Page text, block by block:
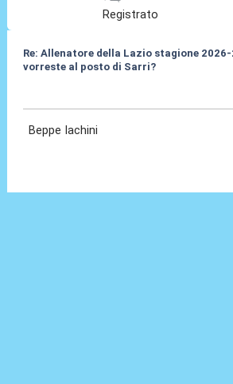
Registrato
Re: Allenatore della Lazio stagione
vorreste al posto di Sarri?
Beppe Iachini